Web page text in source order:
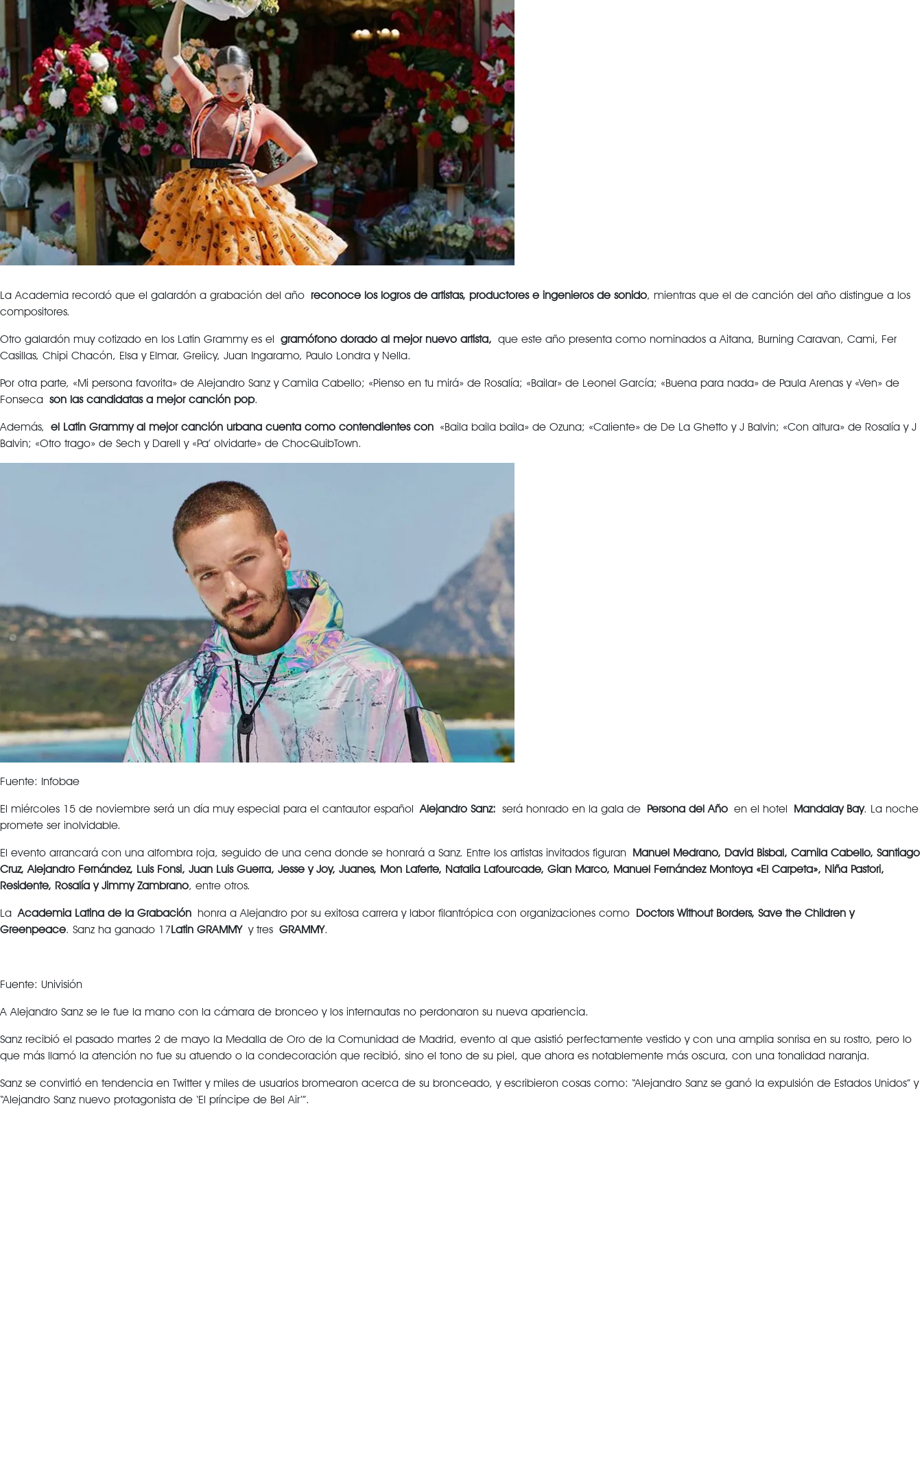
La Academia recordó que el galardón a grabación del año reconoce los logros de artistas, productores e ingenieros de sonido, mientras que el de canción del año distingue a los
compositores.
Otro galardón muy cotizado en los Latin Grammy es el gramófono dorado al mejor nuevo artista, que este año presenta como nominados a Aitana, Burning Caravan, Cami, Fer
Casillas, Chipi Chacón, Elsa y Elmar, Greiicy, Juan Ingaramo, Paulo Londra y Nella.
Por otra parte, «Mi persona favorita» de Alejandro Sanz y Camila Cabello; «Pienso en tu mirá» de Rosalía; «Bailar» de Leonel García; «Buena para nada» de Paula Arenas y «Ven» de
Fonseca son las candidatas a mejor canción pop.
Además, el Latin Grammy al mejor canción urbana cuenta como contendientes con «Baila baila baila» de Ozuna; «Caliente» de De La Ghetto y J Balvin; «Con altura» de Rosalía y J
Balvin; «Otro trago» de Sech y Darell y «Pa’ olvidarte» de ChocQuibTown.
Fuente: Infobae
El miércoles 15 de noviembre será un día muy especial para el cantautor español Alejandro Sanz: será honrado en la gala de Persona del Año en el hotel Mandalay Bay. La noche
promete ser inolvidable.
El evento arrancará con una alfombra roja, seguido de una cena donde se honrará a Sanz. Entre los artistas invitados figuran Manuel Medrano, David Bisbal, Camila Cabello, Santiago
Cruz, Alejandro Fernández, Luis Fonsi, Juan Luis Guerra, Jesse y Joy, Juanes, Mon Laferte, Natalia Lafourcade, Gian Marco, Manuel Fernández Montoya «El Carpeta», Niña Pastori,
Residente, Rosalía y Jimmy Zambrano, entre otros.
La Academia Latina de la Grabación honra a Alejandro por su exitosa carrera y labor filantrópica con organizaciones como Doctors Without Borders, Save the Children y
Greenpeace. Sanz ha ganado 17Latin GRAMMYy tres GRAMMY.
Fuente: Univisión
A Alejandro Sanz se le fue la mano con la cámara de bronceo y los internautas no perdonaron su nueva apariencia.
Sanz recibió el pasado martes 2 de mayo la Medalla de Oro de la Comunidad de Madrid, evento al que asistió perfectamente vestido y con una amplia sonrisa en su rostro, pero lo
que más llamó la atención no fue su atuendo o la condecoración que recibió, sino el tono de su piel, que ahora es notablemente más oscura, con una tonalidad naranja.
Sanz se convirtió en tendencia en Twitter y miles de usuarios bromearon acerca de su bronceado, y escribieron cosas como: “Alejandro Sanz se ganó la expulsión de Estados Unidos” y
“Alejandro Sanz nuevo protagonista de ‘El príncipe de Bel Air’”.